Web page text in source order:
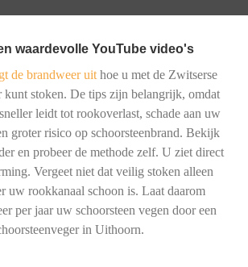
waardevolle YouTube video's
de brandweer uit hoe u met de Zwitserse
kunt stoken. De tips zijn belangrijk, omdat
leidt tot rookoverlast, schade aan uw
groter risico op schoorsteenbrand. Bekijk
en probeer de methode zelf. U ziet direct
Vergeet niet dat veilig stoken alleen
uw rookkanaal schoon is. Laat daarom
per jaar uw schoorsteen vegen door een
in Uithoorn.